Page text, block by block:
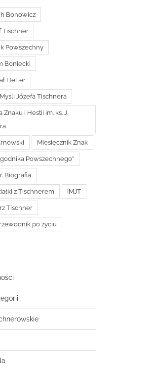
Bonowicz
Tischner
Powszechny
Boniecki
Heller
Józefa Tischnera
Znaku i Hestii im. ks. J.
Miesięcznik Znak
Powszechnego”
Biografia
z Tischnerem IMJT
Tischner
po życiu